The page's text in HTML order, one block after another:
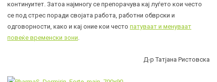
континуитет. Затоа најмногу се препорачува кај луѓето кои често
се под стрес поради својата работа, работни обврски и
одговорности, како и кај оние кои често патуваат и менуваат
повеќе временски зони.
Д-р Татјана Ристовска